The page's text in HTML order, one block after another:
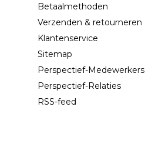
Betaalmethoden
Verzenden & retourneren
Klantenservice
Sitemap
Perspectief-Medewerkers
Perspectief-Relaties
RSS-feed